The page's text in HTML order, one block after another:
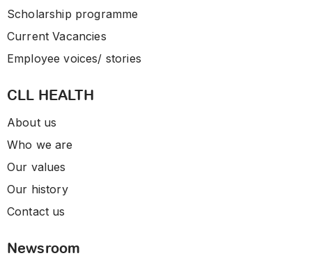
Scholarship programme
Current Vacancies
Employee voices/ stories
CLL HEALTH
About us
Who we are
Our values
Our history
Contact us
Newsroom